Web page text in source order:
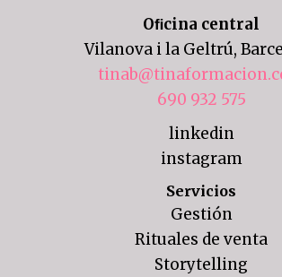
Oﬁcina central
Vilanova i la Geltrú,
690 932 575
linkedin
instagram
Servicios
Gestión
Rituales de venta
Storytelling